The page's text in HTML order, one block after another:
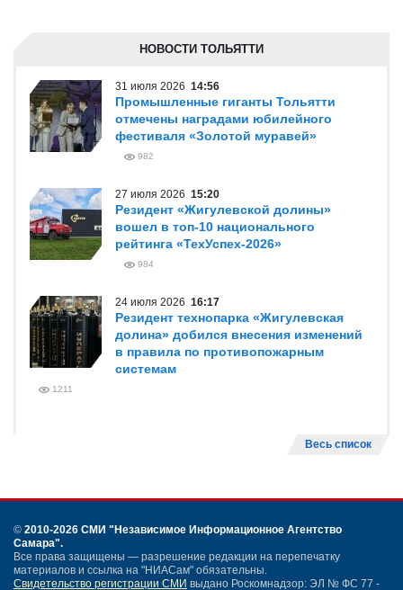
НОВОСТИ ТОЛЬЯТТИ
31 июля 2026 14:56
Промышленные гиганты Тольятти
отмечены наградами юбилейного
фестиваля «Золотой муравей»
982
27 июля 2026 15:20
Резидент «Жигулевской долины»
вошел в топ-10 национального
рейтинга «ТехУспех-2026»
984
24 июля 2026 16:17
Резидент технопарка «Жигулевская
долина» добился внесения изменений
в правила по противопожарным
системам
1211
Весь список
© 2010-2026 СМИ "Независимое Информационное Агентство
Самара".
Все права защищены — разрешение редакции на перепечатку
материалов и ссылка на "НИАСам" обязательны.
Свидетельство регистрации СМИ выдано Роскомнадзор: ЭЛ № ФС 77 -